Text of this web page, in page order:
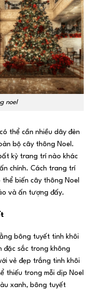
noel
thể cần nhiều dây đèn
bộ cây thông Noel.
kỳ trang trí nào khác
chính. Cách trang trí
biến cây thông Noel
và ấn tượng đấy.
bông tuyết tinh khôi
đặc sắc trong không
vẻ đẹp trắng tinh khôi
thiếu trong mỗi dịp Noel
xanh, bông tuyết